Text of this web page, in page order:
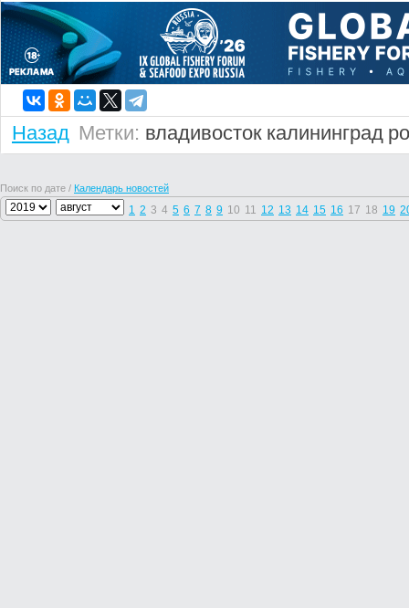
Назад Метки: владивосток калининград
Поиск по дате / Календарь новостей
1 2 3 4 5 6 7 8 9 10 11 12 13 14 15 16 17 18 19